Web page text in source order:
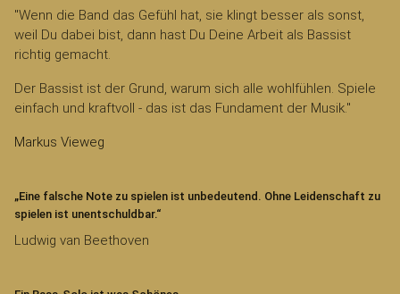
"Wenn die Band das Gefühl hat, sie klingt besser als sonst,
weil Du dabei bist, dann hast Du Deine Arbeit als Bassist
richtig gemacht.
Der Bassist ist der Grund, warum sich alle wohlfühlen. Spiele
einfach und kraftvoll - das ist das Fundament der Musik."
Markus Vieweg
„Eine falsche Note zu spielen ist unbedeutend. Ohne Leidenschaft zu
spielen ist unentschuldbar.“
Ludwig van Beethoven